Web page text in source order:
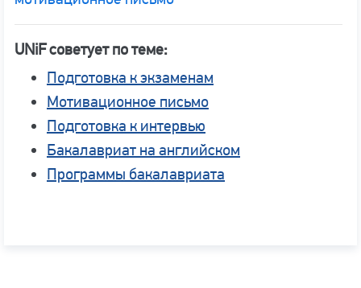
UNiF советует по теме:
Подготовка к экзаменам
Мотивационное письмо
Подготовка к интервью
Бакалавриат на английском
Программы бакалавриата